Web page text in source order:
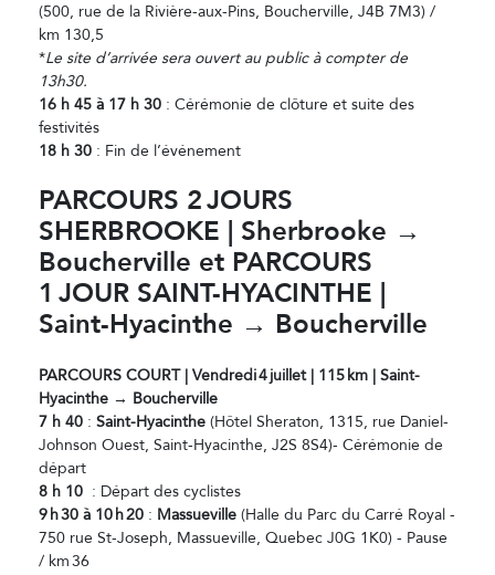
(500, rue de la Rivière-aux-Pins, Boucherville, J4B 7M3) /
km 130,5
*Le site d’arrivée sera ouvert au public à compter de
13h30.
16 h 45 à 17 h 30 : Cérémonie de clôture et suite des
festivités
18 h 30 : Fin de l’événement
PARCOURS 2JOURS
SHERBROOKE | Sherbrooke →
Boucherville et PARCOURS
1 JOUR SAINT-HYACINTHE |
Saint-Hyacinthe → Boucherville
PARCOURS COURT | Vendredi4juillet | 115km | Saint-
Hyacinthe → Boucherville
7 h 40 : Saint-Hyacinthe (Hôtel Sheraton, 1315, rue Daniel-
Johnson Ouest, Saint-Hyacinthe, J2S 8S4)- Cérémonie de
départ
8 h 10 : Départ des cyclistes
9h30 à 10h20 : Massueville (Halle du Parc du Carré Royal -
750 rue St-Joseph, Massueville, Quebec J0G 1K0) - Pause
/ km 36